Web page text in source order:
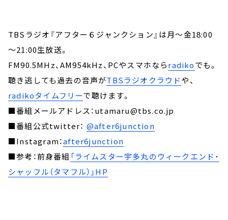
TBSラジオ『アフター６ジャンクション』は月～金18:00
～21:00生放送。
FM90.5MHz、AM954kHz、PCやスマホならradikoでも。
聴き逃しても過去の音声がTBSラジオクラウドや、
radikoタイムフリーで聴けます。
■番組メールアドレス：utamaru@tbs.co.jp
■番組公式twitter： @after6junction
■Instagram：after6junction
■参考：前身番組 「ライムスター宇多丸のウィークエンド・
シャッフル（タマフル）」HP